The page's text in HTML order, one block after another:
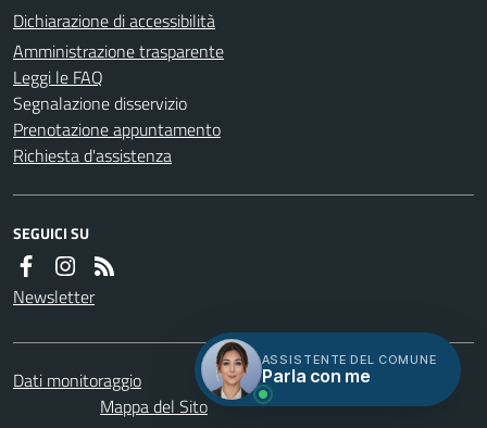
Dichiarazione di accessibilità
Amministrazione trasparente
Leggi le FAQ
Segnalazione disservizio
Prenotazione appuntamento
Richiesta d'assistenza
SEGUICI SU
Newsletter
Dati monitoraggio Servizi
Mappa del Sito
ASSISTENTE DEL COMUNE
Parla con me